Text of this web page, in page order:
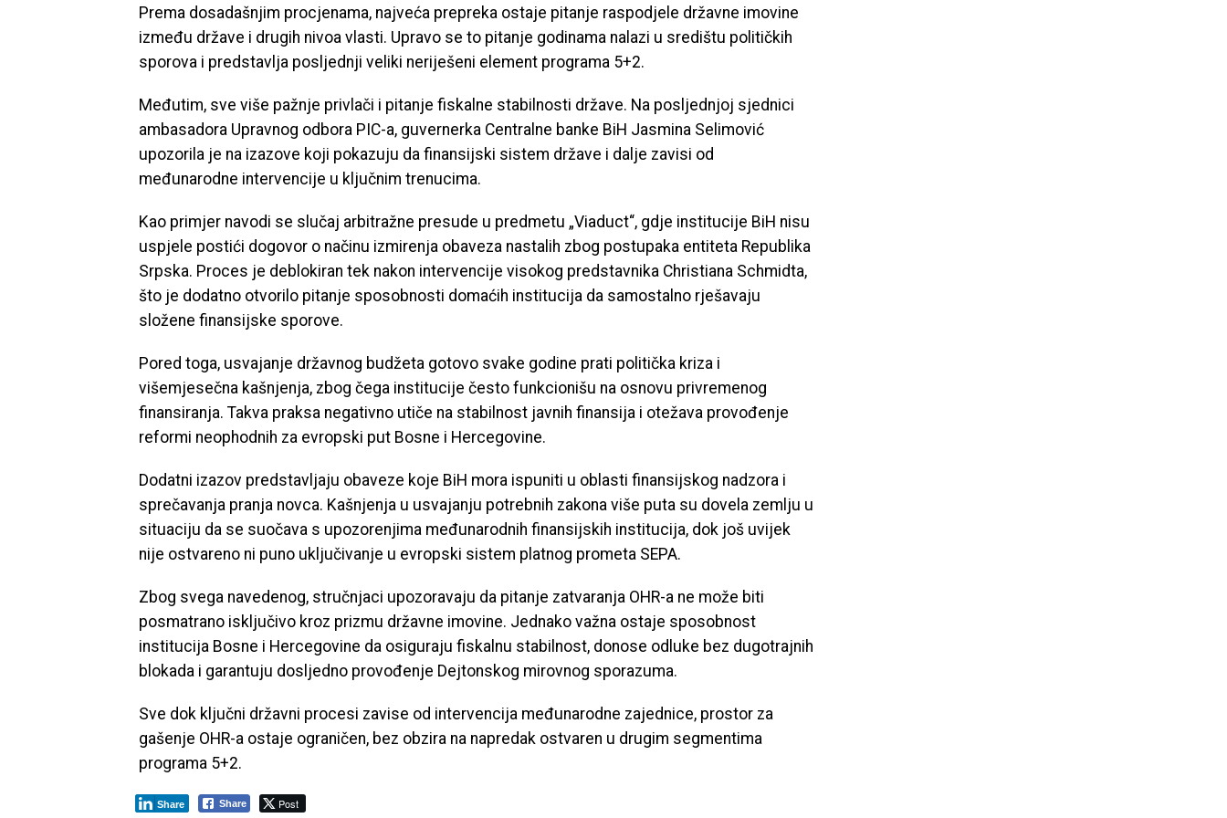
Prema dosadašnjim procjenama, najveća prepreka ostaje pitanje raspodjele državne imovine
između države i drugih nivoa vlasti. Upravo se to pitanje godinama nalazi u središtu političkih
sporova i predstavlja posljednji veliki neriješeni element programa 5+2.
Međutim, sve više pažnje privlači i pitanje fiskalne stabilnosti države. Na posljednjoj sjednici
ambasadora Upravnog odbora PIC-a, guvernerka Centralne banke BiH Jasmina Selimović
upozorila je na izazove koji pokazuju da finansijski sistem države i dalje zavisi od
međunarodne intervencije u ključnim trenucima.
Kao primjer navodi se slučaj arbitražne presude u predmetu „Viaduct“, gdje institucije BiH nisu
uspjele postići dogovor o načinu izmirenja obaveza nastalih zbog postupaka entiteta Republika
Srpska. Proces je deblokiran tek nakon intervencije visokog predstavnika Christiana Schmidta,
što je dodatno otvorilo pitanje sposobnosti domaćih institucija da samostalno rješavaju
složene finansijske sporove.
Pored toga, usvajanje državnog budžeta gotovo svake godine prati politička kriza i
višemjesečna kašnjenja, zbog čega institucije često funkcionišu na osnovu privremenog
finansiranja. Takva praksa negativno utiče na stabilnost javnih finansija i otežava provođenje
reformi neophodnih za evropski put Bosne i Hercegovine.
Dodatni izazov predstavljaju obaveze koje BiH mora ispuniti u oblasti finansijskog nadzora i
sprečavanja pranja novca. Kašnjenja u usvajanju potrebnih zakona više puta su dovela zemlju u
situaciju da se suočava s upozorenjima međunarodnih finansijskih institucija, dok još uvijek
nije ostvareno ni puno uključivanje u evropski sistem platnog prometa SEPA.
Zbog svega navedenog, stručnjaci upozoravaju da pitanje zatvaranja OHR-a ne može biti
posmatrano isključivo kroz prizmu državne imovine. Jednako važna ostaje sposobnost
institucija Bosne i Hercegovine da osiguraju fiskalnu stabilnost, donose odluke bez dugotrajnih
blokada i garantuju dosljedno provođenje Dejtonskog mirovnog sporazuma.
Sve dok ključni državni procesi zavise od intervencija međunarodne zajednice, prostor za
gašenje OHR-a ostaje ograničen, bez obzira na napredak ostvaren u drugim segmentima
programa 5+2.
Share Post
Share